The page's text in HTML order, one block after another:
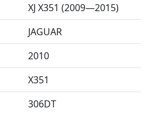
XJ X351 (2009—2015)
JAGUAR
2010
X351
306DT